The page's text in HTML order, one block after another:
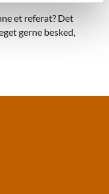
et referat? Det
gerne besked,